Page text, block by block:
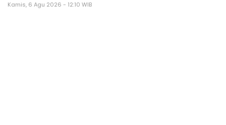
Kamis, 6 Agu 2026 - 12:10 WIB